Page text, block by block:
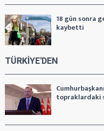
18 gün sonra
kaybetti
TÜRKİYE'DEN
topraklardaki